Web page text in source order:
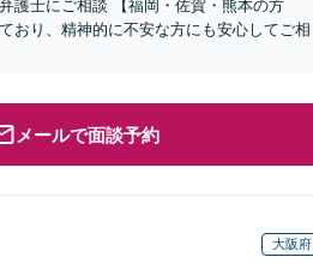
護士にご相談 【福岡・佐賀・熊本の方
おり、精神的に不安な方にも安心してご相
メールで面談予約
大阪府